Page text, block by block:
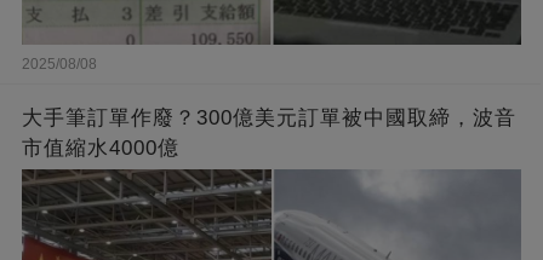
2025/08/08
大手筆訂單作廢？300億美元訂單被中國取締，波音
市值縮水4000億